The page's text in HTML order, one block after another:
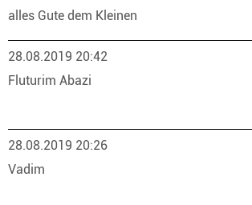
alles Gute dem Kleinen
28.08.2019 20:42
Fluturim Abazi
28.08.2019 20:26
Vadim